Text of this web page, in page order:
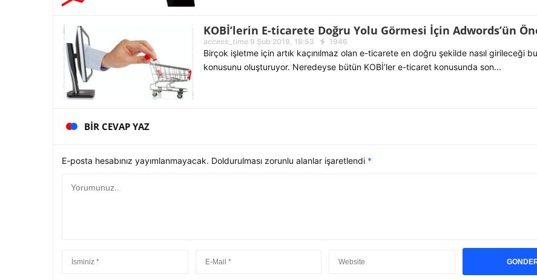
KOBİ’lerin E-ticarete Doğru Yolu Görmesi İçin Adwords’ün
access_time 9 Şub 2019, 18:53 1946
Birçok işletme için artık kaçınılmaz olan e-ticarete en doğru şekilde nasıl girileceği bu
konusunu oluşturuyor. Neredeyse bütün KOBİ’ler e-ticaret konusunda son...
BIR CEVAP YAZ
E-posta hesabınız yayımlanmayacak. Doldurulması zorunlu alanlar işaretlendi *